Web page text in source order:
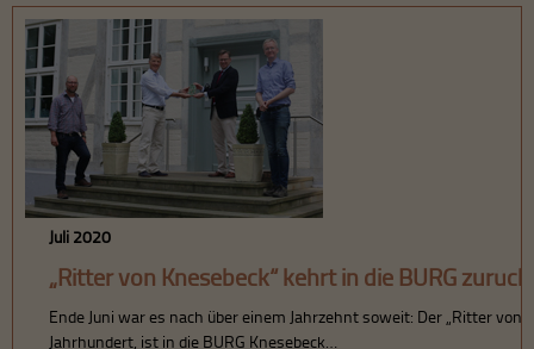
Juli 2020
„Ritter von Knesebeck“ kehrt in die BURG zurück
Ende Juni war es nach über einem Jahrzehnt soweit: Der „Ritter von
Jahrhundert, ist in die BURG Knesebeck…